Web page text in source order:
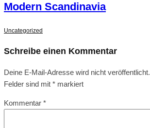
Modern Scandinavia
Uncategorized
Schreibe einen Kommentar
Deine E-Mail-Adresse wird nicht veröffentlicht.
Felder sind mit * markiert
Kommentar *